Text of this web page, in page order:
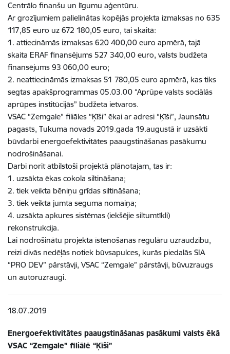
Centrālo finanšu un līgumu aģentūru.
Ar grozījumiem palielinātas kopējās projekta izmaksas no 635
117,85 euro uz 672 180,05 euro, tai skaitā:
1. attiecināmās izmaksas 620 400,00 euro apmērā, tajā
skaita ERAF finansējums 527 340,00 euro, valsts budžeta
finansējums 93 060,00 euro;
2. neattiecināmās izmaksas 51 780,05 euro apmērā, kas tiks
segtas apakšprogrammas 05.03.00 “Aprūpe valsts sociālās
aprūpes institūcijās” budžeta ietvaros.
VSAC “Zemgale” filiāles “Ķīši” ēkai ar adresi “Ķīši”, Jaunsātu
pagasts, Tukuma novads 2019.gada 19.augustā ir uzsākti
būvdarbi energoefektivitātes paaugstināšanas pasākumu
nodrošināšanai.
Darbi norit atbilstoši projektā plānotajam, tas ir:
1. uzsākta ēkas cokola siltināšana;
2. tiek veikta bēniņu grīdas siltināšana;
3. tiek veikta jumta seguma nomaiņa;
4. uzsākta apkures sistēmas (iekšējie siltumtīkli)
rekonstrukcija.
Lai nodrošinātu projekta īstenošanas regulāru uzraudzību,
reizi divās nedēļās notiek būvsapulces, kurās piedalās SIA
“PRO DEV” pārstāvji, VSAC “Zemgale” pārstāvji, būvuzraugs
un autoruzraugi.
18.07.2019
Energoefektivitātes paaugstināšanas pasākumi valsts ēkā
VSAC “Zemgale” filiālē “Ķīši”